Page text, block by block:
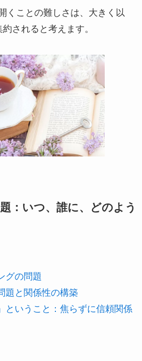
くことの難しさは、大きく以
されると考えます。
：いつ、誰に、どのよう
グの問題
題と関係性の構築
ということ：焦らずに信頼関係